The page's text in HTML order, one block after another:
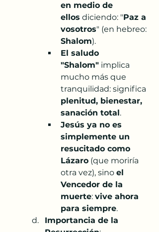
en medio de
ellos diciendo: "Paz a
vosotros" (en hebreo:
Shalom).
El saludo
"Shalom" implica
mucho más que
tranquilidad: significa
plenitud, bienestar,
sanación total.
Jesús ya no es
simplemente un
resucitado como
Lázaro (que moriría
otra vez), sino el
Vencedor de la
muerte: vive ahora
para siempre.
Importancia de la